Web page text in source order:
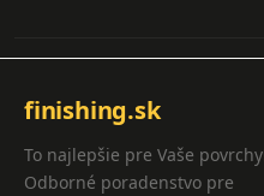
finishing.sk
To najlepšie pre Vaše
Odborné poradenstvo pre